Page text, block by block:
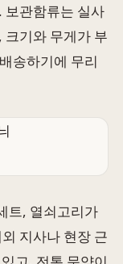
보관함류는 실사
크기와 무게가 부
송하기에 무리
트, 열쇠고리가
지사나 현장 근